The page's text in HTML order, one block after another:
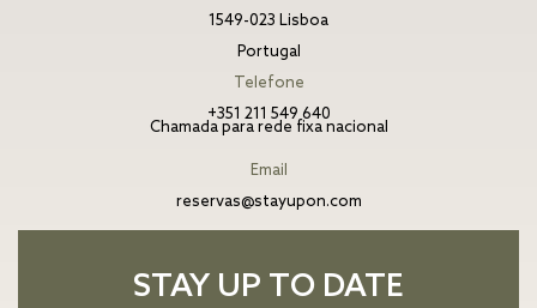
1549-023 Lisboa
Portugal
Telefone
+351 211 549 640
Chamada para rede fixa nacional
Email
reservas@stayupon.com
STAY UP TO DATE